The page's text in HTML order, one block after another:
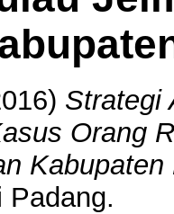
Strategi
Orang
Padang.